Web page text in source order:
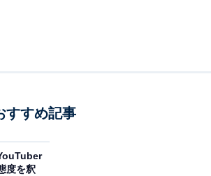
すすめ記事
度を釈